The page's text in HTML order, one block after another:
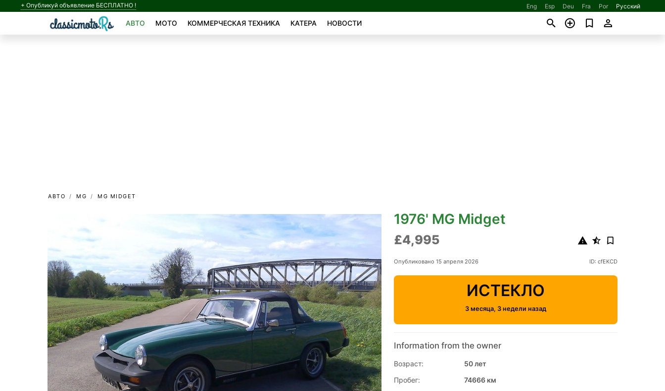
+ Опубликуй объявление БЕСПЛАТНО ! Eng Esp Deu Fra Por Русский
АВТО МОТО КОММЕРЧЕСКАЯ ТЕХНИКА КАТЕРА НОВОСТИ
АВТО MG MG MIDGET
1976' MG Midget
£4,995
Опубликовано 15 апреля 2026 ID: cfEKCD
ИСТЕКЛО
3 месяца, 3 недели назад
Information from the owner
Возраст:
50 лет
Пробег:
74666 км